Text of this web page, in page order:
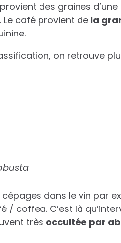
des graines
Le café provient dela
on retrouve
dans le vin par
/ coffea. C’est là
très occultée par